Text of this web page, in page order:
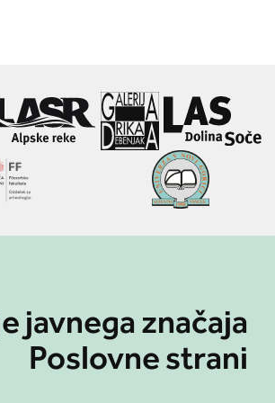
javnega značaja
Poslovne strani